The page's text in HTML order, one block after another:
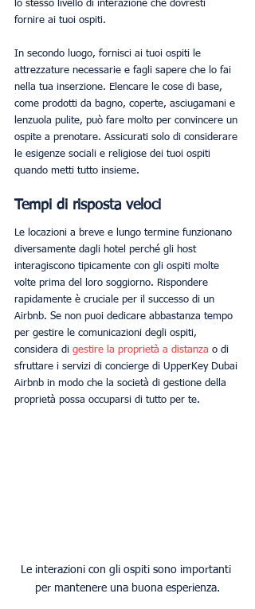
lo stesso livello di interazione che dovresti
fornire ai tuoi ospiti.
In secondo luogo, fornisci ai tuoi ospiti le
attrezzature necessarie e fagli sapere che lo fai
nella tua inserzione. Elencare le cose di base,
come prodotti da bagno, coperte, asciugamani e
lenzuola pulite, può fare molto per convincere un
ospite a prenotare. Assicurati solo di considerare
le esigenze sociali e religiose dei tuoi ospiti
quando metti tutto insieme.
Tempi di risposta veloci
Le locazioni a breve e lungo termine funzionano
diversamente dagli hotel perché gli host
interagiscono tipicamente con gli ospiti molte
volte prima del loro soggiorno. Rispondere
rapidamente è cruciale per il successo di un
Airbnb. Se non puoi dedicare abbastanza tempo
per gestire le comunicazioni degli ospiti,
considera di gestire la proprietà a distanza o di
sfruttare i servizi di concierge di UpperKey Dubai
Airbnb in modo che la società di gestione della
proprietà possa occuparsi di tutto per te.
Le interazioni con gli ospiti sono importanti
per mantenere una buona esperienza.